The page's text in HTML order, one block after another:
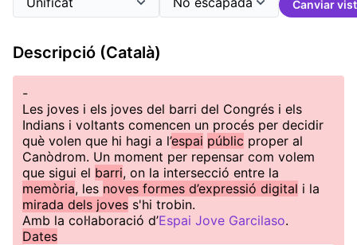
Canviar
Descripció (Català)
-
Les joves i els joves del barri del Congrés i els
Indians i voltants comencen un procés per decidir
què volen que hi hagi a l’espai públic proper al
Canòdrom. Un moment per repensar com volem
que sigui el barri, on la intersecció entre la
memòria, les noves formes d’expressió digital i la
mirada dels joves s'hi trobin.
Amb la col·laboració d’Espai Jove Garcilaso.
Dates